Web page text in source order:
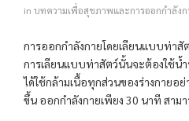
in บทความเพื่อสุขภาพและการออกกำลังก
การออกกำลังกายโดยเลียนแบบท่าสั
การเลียนแบบท่าสัตว์นั้นจะต้องใช้น้
ได้ใช้กล้ามเนื้อทุกส่วนของร่างกายอ
ขึ้น ออกกำลังกายเพียง 30 นาที สาม